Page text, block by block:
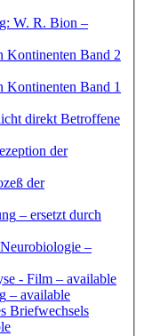
W. R. Bion –
Kontinenten Band 2
Kontinenten Band 1
direkt Betroffene
der
der
– ersetzt durch
–
- Film – available
– available
Briefwechsels